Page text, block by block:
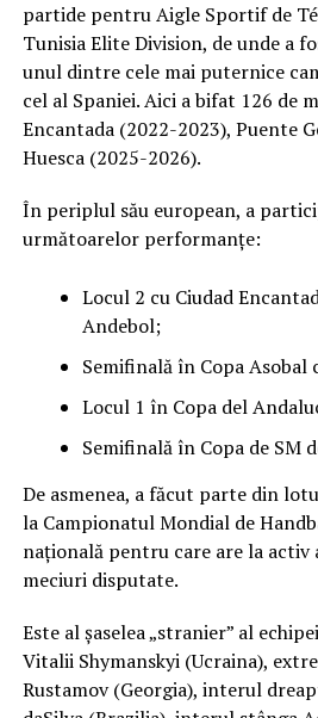
partide pentru Aigle Sportif de
Tunisia Elite Division, de unde a
unul dintre cele mai puternice
cel al Spaniei. Aici a bifat 126 de
Encantada (2022-2023), Puente
Huesca (2025-2026).
În periplul său european, a
următoarelor performanțe:
Locul 2 cu Ciudad
Andebol;
Semifinală în Copa Asobal
Locul 1 în Copa del
Semifinală în Copa de SM
De asmenea, a făcut parte din
la Campionatul Mondial de
națională pentru care are la activ
meciuri disputate.
Este al șaselea „stranier” al
Vitalii Shymanskyi (Ucraina),
Rustamov (Georgia), interul